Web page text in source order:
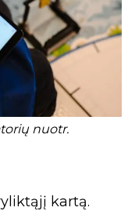
nuotr.
kartą.